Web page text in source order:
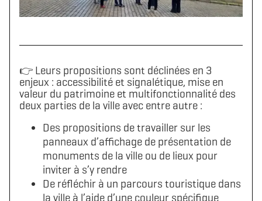
👉 Leurs propositions sont déclinées en 3
enjeux : accessibilité et signalétique, mise en
valeur du patrimoine et multifonctionnalité des
deux parties de la ville avec entre autre :
Des propositions de travailler sur les
panneaux d’affichage de présentation de
monuments de la ville ou de lieux pour
inviter à s’y rendre
De réfléchir à un parcours touristique dans
la ville à l’aide d’une couleur spécifique